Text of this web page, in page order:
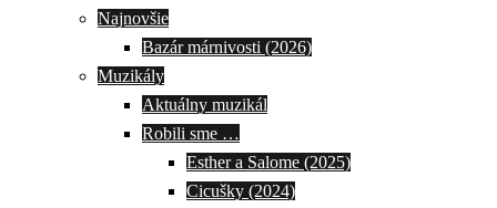
Najnovšie
Bazár márnivosti (2026)
Muzikály
Aktuálny muzikál
Robili sme …
Esther a Salome (2025)
Cicušky (2024)